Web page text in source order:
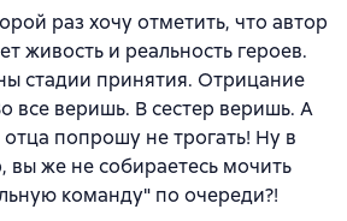
раз хочу отметить, что автор
живость и реальность героев.
стадии принятия. Отрицание
все веришь. В сестер веришь. А
попрошу не трогать! Ну в
вы же не собираетесь мочить
команду" по очереди?!